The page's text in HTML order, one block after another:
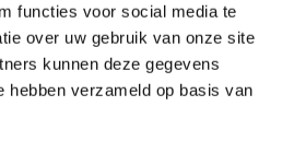
functies voor social media te
over uw gebruik van onze site
kunnen deze gegevens
hebben verzameld op basis van